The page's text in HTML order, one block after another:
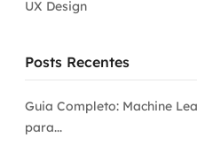
UX Design
Posts Recentes
Guia Completo: Machine
para...